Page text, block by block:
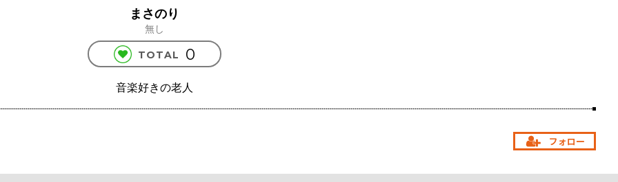
まさのり
無し
TOTAL 0
音楽好きの老人